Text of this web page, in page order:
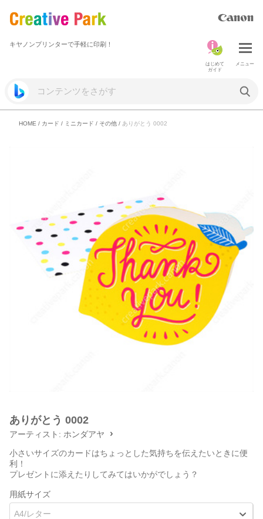
キヤノンプリンターで手軽に印刷！
メニュー
はじめて
ガイド
HOME / カード / ミニカード / その他 / ありがとう 0002
ありがとう 0002
アーティスト: ホンダアヤ
小さいサイズのカードはちょっとした気持ちを伝えたいときに便
利！
プレゼントに添えたりしてみてはいかがでしょう？
用紙サイズ
A4/レター